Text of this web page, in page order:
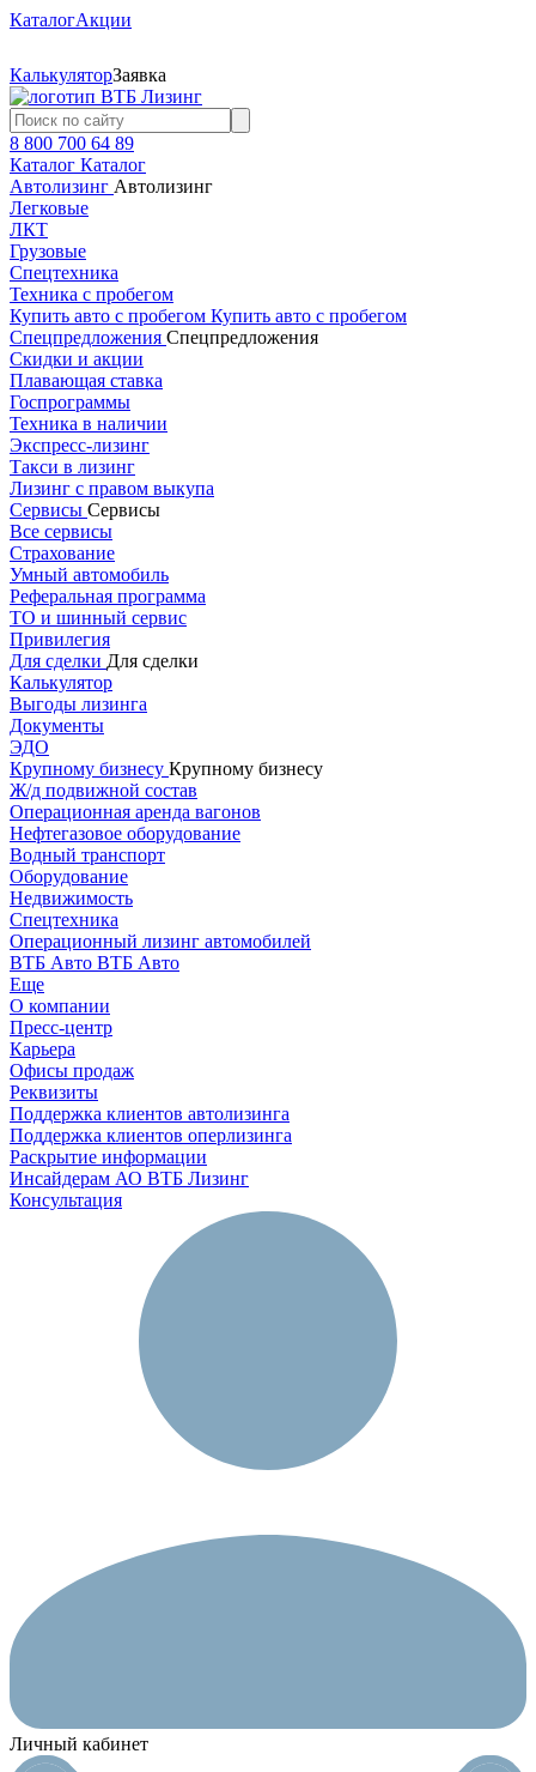
КаталогАкции
КалькуляторЗаявка
8 800 700 64 89
Каталог Каталог
Автолизинг Автолизинг
Легковые
ЛКТ
Грузовые
Спецтехника
Техника с пробегом
Купить авто с пробегом Купить авто с пробегом
Спецпредложения Спецпредложения
Скидки и акции
Плавающая ставка
Госпрограммы
Техника в наличии
Экспресс-лизинг
Такси в лизинг
Лизинг с правом выкупа
Сервисы Сервисы
Все сервисы
Страхование
Умный автомобиль
Реферальная программа
ТО и шинный сервис
Привилегия
Для сделки Для сделки
Калькулятор
Выгоды лизинга
Документы
ЭДО
Крупному бизнесу Крупному бизнесу
Ж/д подвижной состав
Операционная аренда вагонов
Нефтегазовое оборудование
Водный транспорт
Оборудование
Недвижимость
Спецтехника
Операционный лизинг автомобилей
ВТБ Авто ВТБ Авто
Еще
О компании
Пресс-центр
Карьера
Офисы продаж
Реквизиты
Поддержка клиентов автолизинга
Поддержка клиентов оперлизинга
Раскрытие информации
Инсайдерам АО ВТБ Лизинг
Консультация
Личный кабинет